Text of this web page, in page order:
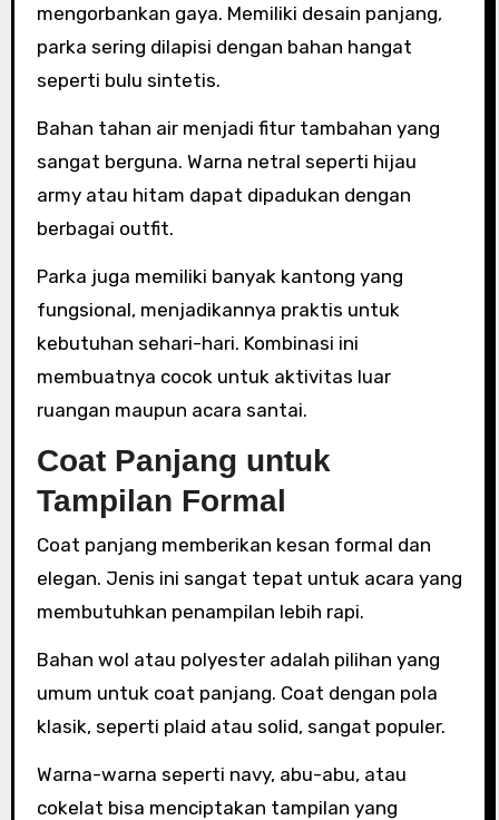
mengorbankan gaya. Memiliki desain panjang,
parka sering dilapisi dengan bahan hangat
seperti bulu sintetis.
Bahan tahan air menjadi fitur tambahan yang
sangat berguna. Warna netral seperti hijau
army atau hitam dapat dipadukan dengan
berbagai outfit.
Parka juga memiliki banyak kantong yang
fungsional, menjadikannya praktis untuk
kebutuhan sehari-hari. Kombinasi ini
membuatnya cocok untuk aktivitas luar
ruangan maupun acara santai.
Coat Panjang untuk
Tampilan Formal
Coat panjang memberikan kesan formal dan
elegan. Jenis ini sangat tepat untuk acara yang
membutuhkan penampilan lebih rapi.
Bahan wol atau polyester adalah pilihan yang
umum untuk coat panjang. Coat dengan pola
klasik, seperti plaid atau solid, sangat populer.
Warna-warna seperti navy, abu-abu, atau
cokelat bisa menciptakan tampilan yang